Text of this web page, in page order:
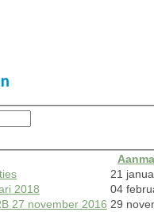
21
2018
04
27 november 2016 29